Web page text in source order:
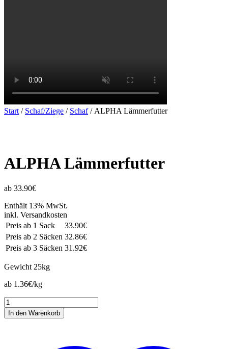
Start / Schaf/Ziege / Schaf/ ALPHA Lämmerfutter
ALPHA Lämmerfutter
ab 33.90€
Enthält 13% MwSt.
inkl. Versandkosten
Preis ab 1 Sack
33.90€
Preis ab 2 Säcken 32.86€
Preis ab 3 Säcken 31.92€
Gewicht 25kg
ab 1.36€/kg
ALPHA
Lämmerfutter
Menge
In den Warenkorb